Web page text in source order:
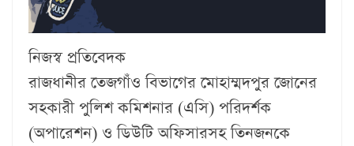
নিজস্ব প্রতিবেদক
রাজধানীর তেজগাঁও বিভাগের মোহাম্মদপুর জোনের
সহকারী পুলিশ কমিশনার (এসি) পরিদর্শক
(অপারেশন) ও ডিউটি অফিসারসহ তিনজনকে